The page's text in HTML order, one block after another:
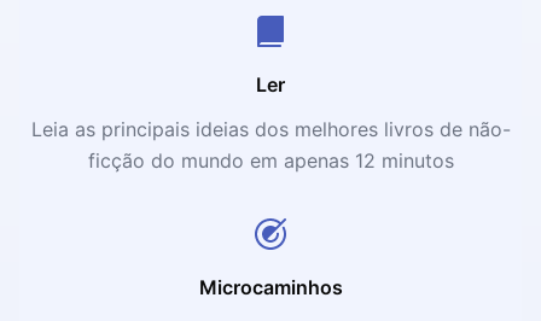
Ler
Leia as principais ideias dos melhores livros de não-
ficção do mundo em apenas 12 minutos
Microcaminhos